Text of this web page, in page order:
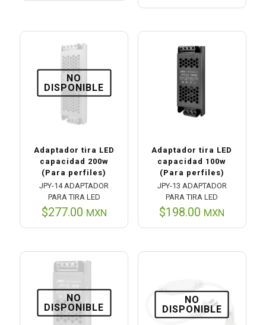
NO
DISPONIBLE
Adaptador tira LED
capacidad 200w
(Para perfiles)
JPY-14 ADAPTADOR
PARA TIRA LED
$277.00 MXN
Adaptador tira LED
capacidad 100w
(Para perfiles)
JPY-13 ADAPTADOR
PARA TIRA LED
$198.00 MXN
NO
DISPONIBLE
NO
DISPONIBLE